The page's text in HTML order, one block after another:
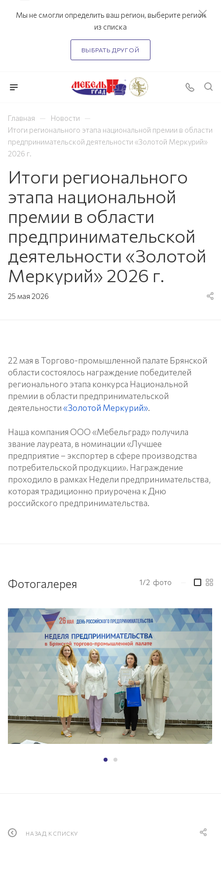
Мы не смогли определить ваш регион, выберите регион
из списка
ВЫБРАТЬ ДРУГОЙ
Главная — Новости —
Итоги регионального этапа национальной премии в области
предпринимательской деятельности «Золотой Меркурий»
2026 г.
Итоги регионального
этапа национальной
премии в области
предпринимательской
деятельности «Золотой
Меркурий» 2026 г.
25 мая 2026
22 мая в Торгово-промышленной палате Брянской
области состоялось награждение победителей
регионального этапа конкурса Национальной
премии в области предпринимательской
деятельности«Золотой Меркурий».
Наша компания ООО «Мебельград» получила
звание лауреата, в номинации «Лучшее
предприятие – экспортер в сфере производства
потребительской продукции». Награждение
проходило в рамках Недели предпринимательства,
которая традиционно приурочена к Дню
российского предпринимательства.
Фотогалерея 1/2 фото
НАЗАД К СПИСКУ